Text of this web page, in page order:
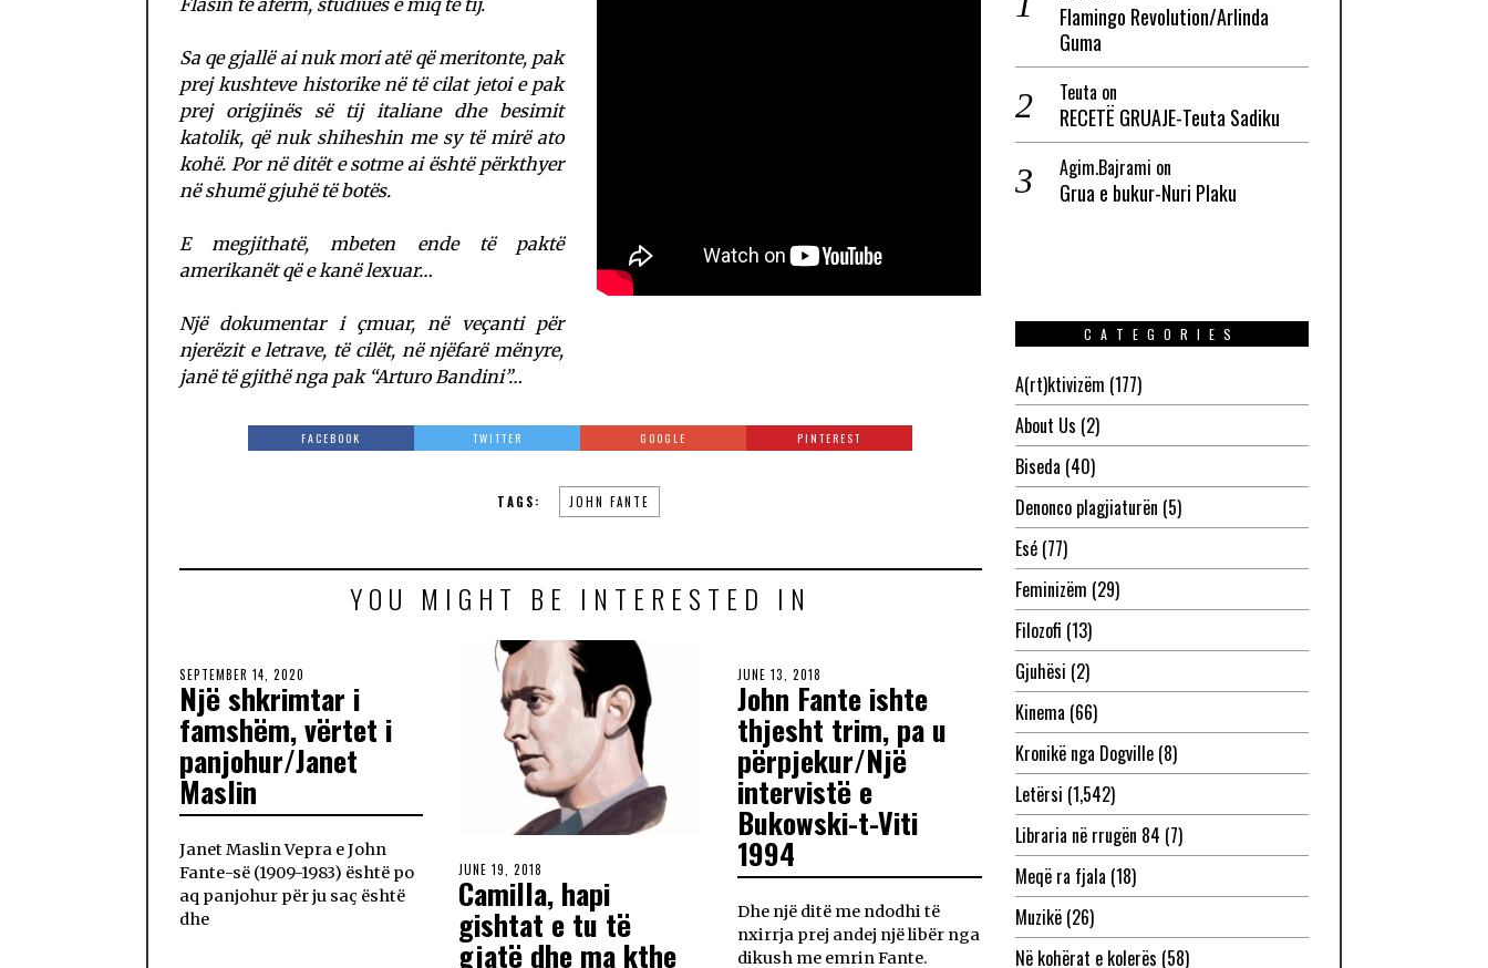
Sa qe gjallë ai nuk mori atë që meritonte, pak
prej kushteve historike në të cilat jetoi e pak
prej origjinës së tij italiane dhe besimit
katolik, që nuk shiheshin me sy të mirë ato
kohë. Por në ditët e sotme ai është përkthyer
në shumë gjuhë të botës.
E megjithatë, mbeten ende të paktë
amerikanët që e kanë lexuar…
Një dokumentar i çmuar, në veçanti për
njerëzit e letrave, të cilët, në njëfarë mënyre,
janë të gjithë nga pak “Arturo Bandini”…
FACEBOOK TWITTER GOOGLE PINTEREST
TAGS: JOHN FANTE
YOU MIGHT BE INTERESTED IN
SEPTEMBER 14, 2020
Një shkrimtar i
famshëm, vërtet i
panjohur/Janet
Maslin
Janet Maslin Vepra e John
Fante-së (1909-1983) është po
aq panjohur për ju saç është
dhe
JUNE 19, 2018
Camilla, hapi
gishtat e tu të
gjatë dhe ma kthe
JUNE 13, 2018
John Fante ishte
thjesht trim, pa u
përpjekur/Një
intervistë e
Bukowski-t-Viti
1994
Dhe një ditë me ndodhi të
nxirrja prej andej një libër nga
dikush me emrin Fante.
Flamingo Revolution/Arlinda
Guma
Teuta on
RECETË GRUAJE-Teuta Sadiku
Agim.Bajrami on
Grua e bukur-Nuri Plaku
CATEGORIES
A(rt)ktivizëm (177)
About Us (2)
Biseda (40)
Denonco plagjiaturën (5)
Esé(77)
Feminizëm (29)
Filozofi (13)
Gjuhësi (2)
Kinema (66)
Kronikë nga Dogville(8)
Letërsi (1,542)
Libraria në rrugën 84 (7)
Meqë ra fjala (18)
Muzikë(26)
Në kohërat e kolerës (58)